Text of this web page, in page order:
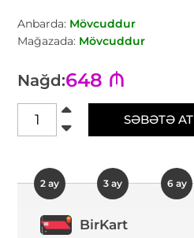
Anbarda: Mövcuddur
Mağazada: Mövcuddur
Nağd:648 ₼
SƏBƏTƏ AT
2 ay 3 ay 6 ay
BirKart